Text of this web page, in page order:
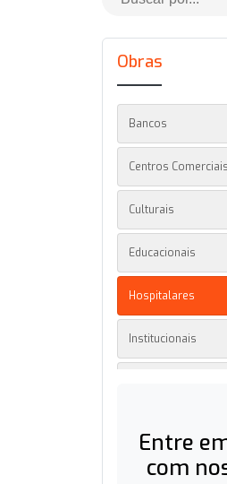
Obras
Bancos
Centros Comerciais
Culturais
Educacionais
Hospitalares
Institucionais
Residenciais
Entre
com